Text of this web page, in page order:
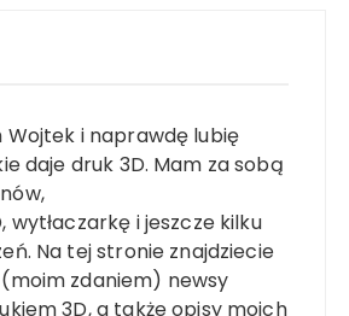
Wojtek i naprawdę lubię
daje druk 3D. Mam za sobą
wytłaczarkę i jeszcze kilku
Na tej stronie znajdziecie
zdaniem) newsy
3D, a także opisy moich